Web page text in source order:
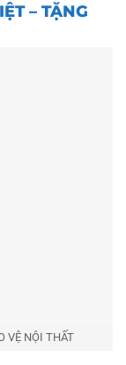
– TẶNG
VỆ NỘI THẤT